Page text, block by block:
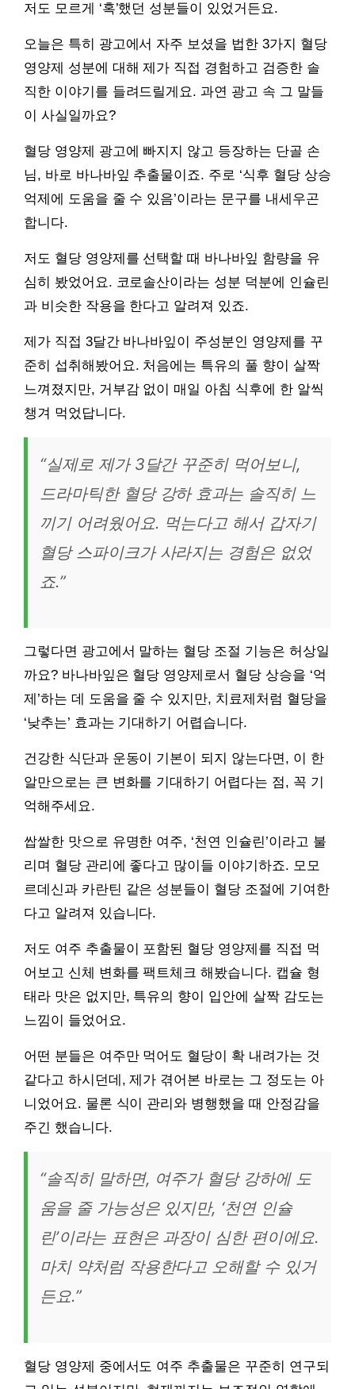
저도 모르게 ‘혹’했던 성분들이 있었거든요.
오늘은 특히 광고에서 자주 보셨을 법한 3가지 혈당
영양제 성분에 대해 제가 직접 경험하고 검증한 솔
직한 이야기를 들려드릴게요. 과연 광고 속 그 말들
이 사실일까요?
혈당 영양제 광고에 빠지지 않고 등장하는 단골 손
님, 바로 바나바잎 추출물이죠. 주로 ‘식후 혈당 상승
억제에 도움을 줄 수 있음’이라는 문구를 내세우곤
합니다.
저도 혈당 영양제를 선택할 때 바나바잎 함량을 유
심히 봤었어요. 코로솔산이라는 성분 덕분에 인슐린
과 비슷한 작용을 한다고 알려져 있죠.
제가 직접 3달간 바나바잎이 주성분인 영양제를 꾸
준히 섭취해봤어요. 처음에는 특유의 풀 향이 살짝
느껴졌지만, 거부감 없이 매일 아침 식후에 한 알씩
챙겨 먹었답니다.
“실제로 제가 3달간 꾸준히 먹어보니,
드라마틱한 혈당 강하 효과는 솔직히 느
끼기 어려웠어요. 먹는다고 해서 갑자기
혈당 스파이크가 사라지는 경험은 없었
죠.”
그렇다면 광고에서 말하는 혈당 조절 기능은 허상일
까요? 바나바잎은 혈당 영양제로서 혈당 상승을 ‘억
제’하는 데 도움을 줄 수 있지만, 치료제처럼 혈당을
‘낮추는’ 효과는 기대하기 어렵습니다.
건강한 식단과 운동이 기본이 되지 않는다면, 이 한
알만으로는 큰 변화를 기대하기 어렵다는 점, 꼭 기
억해주세요.
쌉쌀한 맛으로 유명한 여주, ‘천연 인슐린’이라고 불
리며 혈당 관리에 좋다고 많이들 이야기하죠. 모모
르데신과 카란틴 같은 성분들이 혈당 조절에 기여한
다고 알려져 있습니다.
저도 여주 추출물이 포함된 혈당 영양제를 직접 먹
어보고 신체 변화를 팩트체크 해봤습니다. 캡슐 형
태라 맛은 없지만, 특유의 향이 입안에 살짝 감도는
느낌이 들었어요.
어떤 분들은 여주만 먹어도 혈당이 확 내려가는 것
같다고 하시던데, 제가 겪어본 바로는 그 정도는 아
니었어요. 물론 식이 관리와 병행했을 때 안정감을
주긴 했습니다.
“솔직히 말하면, 여주가 혈당 강하에 도
움을 줄 가능성은 있지만, ‘천연 인슐
린’이라는 표현은 과장이 심한 편이에요.
마치 약처럼 작용한다고 오해할 수 있거
든요.”
혈당 영양제 중에서도 여주 추출물은 꾸준히 연구되